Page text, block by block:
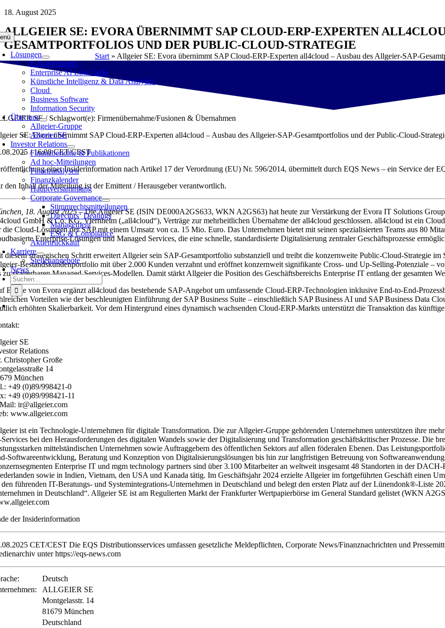
Zum
springen
Lösungen
E-Government
Enterprise AI Low Code
Künstliche Intelligenz & Data Analytics
Cloud
Business Software
Information Security
Über uns
Allgeier-Gruppe
Allgeier SE
Investor Relations
Finanzberichte & Publikationen
Ad hoc-Mitteilungen
Finanzanalysen
Finanzkalender
Hauptversammlung
Corporate Governance
Stimmrechtsmitteilungen
Directors‘ Dealings
Management
ESG & Compliance
Aktienrückkauf
Karriere
Stellenangebote
News
Suche
nach:
18. August 2025
ALLGEIER SE: EVORA ÜBERNIMMT SAP CLOUD-ERP-EXPERTEN
GESAMTPORTFOLIOS UND DER PUBLIC-CLOUD-STRATEGIE
Start » Allgeier SE: Evora übernimmt SAP Cloud-ERP-Experten all4cloud – Ausbau des Allgeier-SAP-
SE / Schlagwort(e): Firmenübernahme/Fusionen & Übernahmen
SE: Evora übernimmt SAP Cloud-ERP-Experten all4cloud – Ausbau des Allgeier-SAP-Gesamtportfolios und der Public-Cloud-
/ 16:08 CET/CEST
einer Insiderinformation nach Artikel 17 der Verordnung (EU) Nr. 596/2014, übermittelt durch EQS News – ein Service der
den Inhalt der Mitteilung ist der Emittent / Herausgeber verantwortlich.
18. August 2025– Die Allgeier SE (ISIN DE000A2GS633, WKN A2GS63) hat heute zur Verstärkung der Evora IT Solutions
GmbH & Co. KG, Viernheim („all4cloud“), Verträge zur mehrheitlichen Übernahme der all4cloud geschlossen. all4cloud ist ein
die Cloud-Lösungen der SAP mit einem Umsatz von ca. 15 Mio. Euro. Das Unternehmen bietet mit seinen spezialisierten Teams aus 80
Enterprise-Lösungen und Managed Services, die eine schnelle, standardisierte Digitalisierung zentraler Geschäftsprozesse
diesem strategischen Schritt erweitert Allgeier sein SAP-Gesamtportfolio substanziell und treibt die konzernweite Public-Cloud-Strategie
Bestandskundenportfolio mit über 2.000 Kunden verzahnt und eröffnet konzernweit signifikante Cross- und Up-Selling-Potenziale –
zu skalierbaren Managed-Services-Modellen. Damit stärkt Allgeier die Position des Geschäftsbereichs Enterprise IT entlang der gesamten
Ebene von Evora ergänzt all4cloud das bestehende SAP-Angebot um umfassende Cloud-ERP-Technologien inklusive End-to-End-
Vorteilen wie der beschleunigten Einführung der SAP Business Suite – einschließlich SAP Business AI und SAP Business Data
erhöhten Skalierbarkeit. Vor dem Hintergrund eines dynamisch wachsenden Cloud-ERP-Markts unterstützt die Transaktion das
SE
Relations
Christopher Große
14
München
+49 (0)89/998421-0
+49 (0)89/998421-11
ir@allgeier.com
www.allgeier.com
ist ein Technologie-Unternehmen für digitale Transformation. Die zur Allgeier-Gruppe gehörenden Unternehmen unterstützen ihre
bei den Herausforderungen des digitalen Wandels sowie der Digitalisierung und Transformation geschäftskritischer Prozesse. Die
mittelständischen Unternehmen sowie Auftraggebern des öffentlichen Sektors auf allen föderalen Ebenen. Das
Softwareentwicklung, Beratung und Konzeption von Digitalisierungslösungen bis hin zur langfristigen Betreuung von
Enterprise IT und mgm technology partners sind über 3.100 Mitarbeiter an weltweit insgesamt 48 Standorten in der
sowie in Indien, Vietnam, den USA und Kanada tätig. Im Geschäftsjahr 2024 erzielte Allgeier im fortgeführten Geschäft einen
den führenden IT-Beratungs- und Systemintegrations-Unternehmen in Deutschland und belegt den ersten Platz auf der Lünendonk®-Liste
in Deutschland“. Allgeier SE ist am Regulierten Markt der Frankfurter Wertpapierbörse im General Standard gelistet (WKN
der Insiderinformation
CET/CEST Die EQS Distributionsservices umfassen gesetzliche Meldepflichten, Corporate News/Finanznachrichten und
unter https://eqs-news.com
Deutsch
ALLGEIER SE
Montgelasstr. 14
81679 München
Deutschland